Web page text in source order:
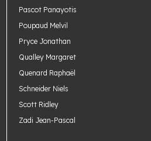
Pascot Panayotis
Poupaud Melvil
Pryce Jonathan
Qualley Margaret
Quenard Raphaël
Schneider Niels
Scott Ridley
Zadi Jean-Pascal